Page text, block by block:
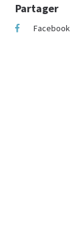
Partager
Facebook